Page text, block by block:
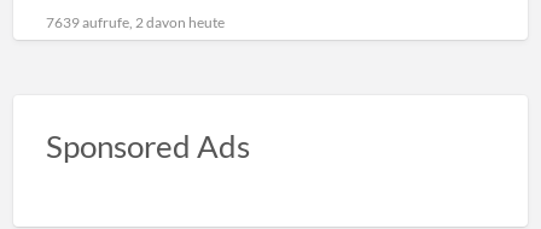
7639 aufrufe, 2 davon heute
Sponsored Ads